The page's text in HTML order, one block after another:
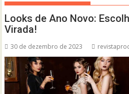
Looks de Ano Novo:
Virada!
30 de dezembro de 2023